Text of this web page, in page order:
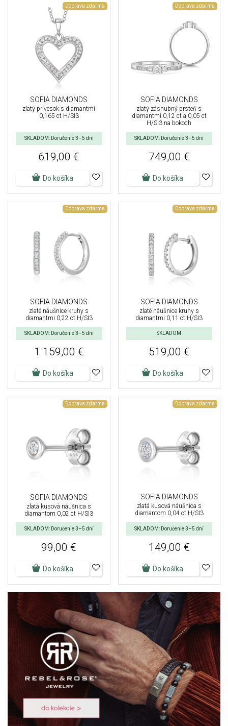
Doprava zdarma
SOFIA DIAMONDS
zlatý prívesok s diamantmi
0,165 ct H/SI3
SKLADOM: Doručenie 3–5 dní
619,00 €
Do košíka
Doprava zdarma
SOFIA DIAMONDS
zlatý zásnubný prsteň s
diamantmi 0,12 ct a 0,05 ct
H/SI3 na bokoch
SKLADOM: Doručenie 3–5 dní
749,00 €
Do košíka
Doprava zdarma
SOFIA DIAMONDS
zlaté náušnice kruhy s
diamantmi 0,22 ct H/SI3
SKLADOM: Doručenie 3–5 dní
1 159,00 €
Do košíka
Doprava zdarma
SOFIA DIAMONDS
zlaté náušnice kruhy s
diamantmi 0,11 ct H/SI3
SKLADOM
519,00 €
Do košíka
Doprava zdarma
SOFIA DIAMONDS
zlatá kusová náušnica s
diamantom 0,02 ct H/SI3
SKLADOM: Doručenie 3–5 dní
99,00 €
Do košíka
Doprava zdarma
SOFIA DIAMONDS
zlatá kusová náušnica s
diamantom 0,04 ct H/SI3
SKLADOM: Doručenie 3–5 dní
149,00 €
Do košíka